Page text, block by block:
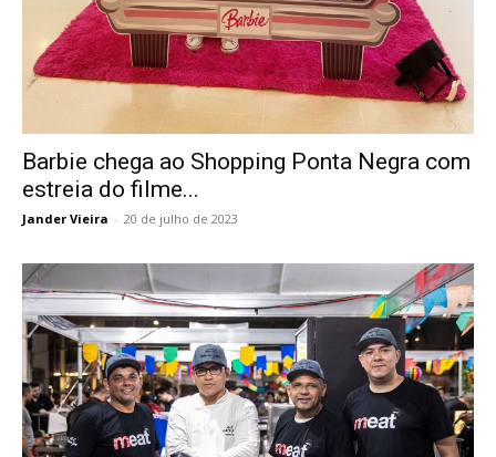
Barbie chega ao Shopping Ponta Negra com
estreia do filme...
Jander Vieira - 20 de julho de 2023